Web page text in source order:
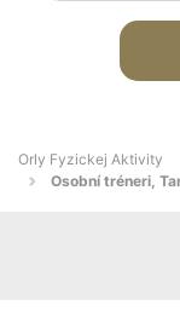
Orly Fyzickej Aktivity
Osobní tréneri,